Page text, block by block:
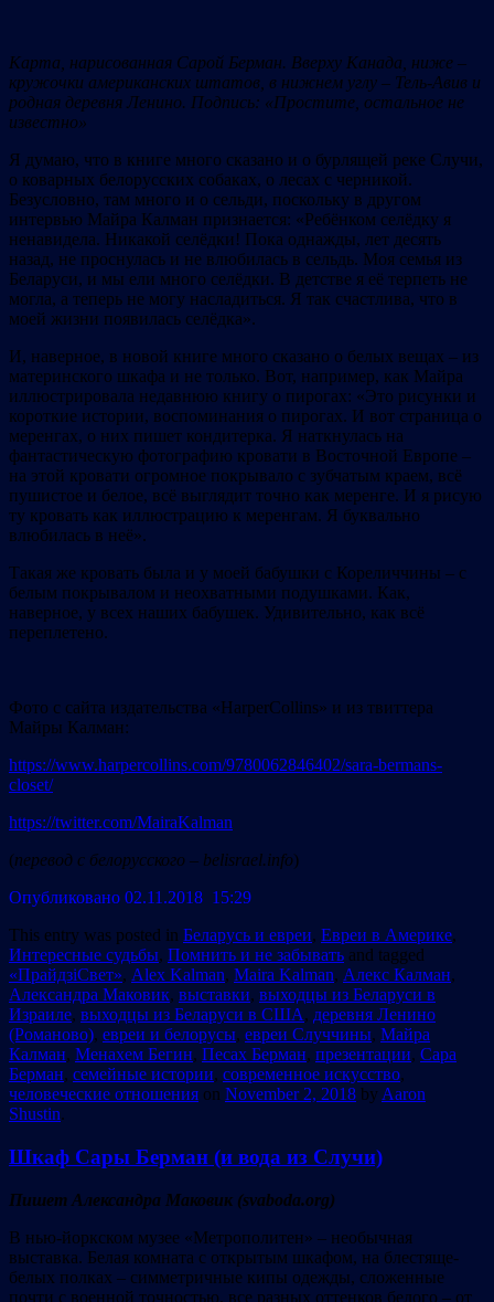
Карта, нарисованная Сарой Берман. Вверху Канада, ниже –
кружочки американских штатов, в нижнем углу – Тель-Авив и
родная деревня Ленино. Подпись: «Простите , остальное не
известно»
Я думаю, что в книге много сказано и о бурлящей реке Случи,
о коварных белорусских собаках, о лесах с черникой.
Безусловно, там много и о сельди, поскольку в другом
интервью Майра Калман признается: «Ребёнком селёдку я
ненавидела. Никакой селёдки! Пока однажды, лет десять
назад, не проснулась и не влюбилась в сельдь. Моя семья из
Беларуси, и мы ели много селёдки. В детстве я её терпеть не
могла, а теперь не могу насладиться. Я так счастлива, что в
моей жизни появилась селёдка».
И, наверное, в новой книге много сказано о белых вещах – из
материнского шкафа и не только. Вот, например, как Майра
иллюстрировала недавнюю книгу о пирогах: «Это рисунки и
короткие истории, воспоминания о пирогах. И вот страница о
меренгах, о них пишет кондитерка. Я наткнулась на
фантастическую фотографию кровати в Восточной Европе –
на этой кровати огромное покрывало с зубчатым краем, всё
пушистое и белое, всё выглядит точно как меренге. И я рисую
ту кровать как иллюстрацию к меренгам. Я буквально
влюбилась в неё».
Такая же кровать была и у моей бабушки с Кореличчины – с
белым покрывалом и неохватными подушками. Как,
наверное, у всех наших бабушек. Удивительно, как всё
переплетено.
Фото с сайта издательства «HarperCollins» и из твиттера
Майры Калман:
https://www.harpercollins.com/9780062846402/sara-bermans-
closet/
https://twitter.com/MairaKalman
(перевод с белорусского – belisrael.info)
Опубликовано 02.11.2018 15:29
This entry was posted in Беларусь и евреи, Евреи в Америке,
Интересные судьбы, Помнить и не забывать and tagged
«ПрайдзіСвет», Alex Kalman, Maira Kalman, Алекс Калман,
Александра Маковик, выставки, выходцы из Беларуси в
Израиле, выходцы из Беларуси в США, деревня Ленино
(Романово), евреи и белорусы, евреи Случчины, Майра
Калман, Менахем Бегин, Песах Берман, презентации, Сара
Берман, семейные истории, современное искусство,
человеческие отношения on November 2, 2018 by Aaron
Shustin.
Шкаф Сары Берман (и вода из Случи)
Пишет Александра Маковик (svaboda.org)
В нью-йоркском музее «Метрополитен» – необычная
выставка. Белая комната с открытым шкафом, на блестяще-
белых полках – симметричные кипы одежды, сложенные
почти с военной точностью, все разных оттенков белого – от